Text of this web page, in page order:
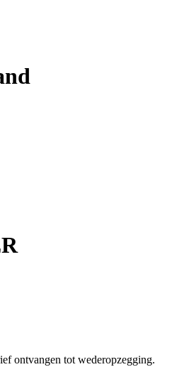
ontvangen tot wederopzegging.